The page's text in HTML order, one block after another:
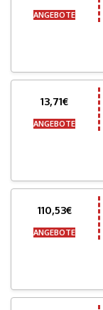
ANGEBOTE
13,71€
ANGEBOTE
110,53€
ANGEBOTE